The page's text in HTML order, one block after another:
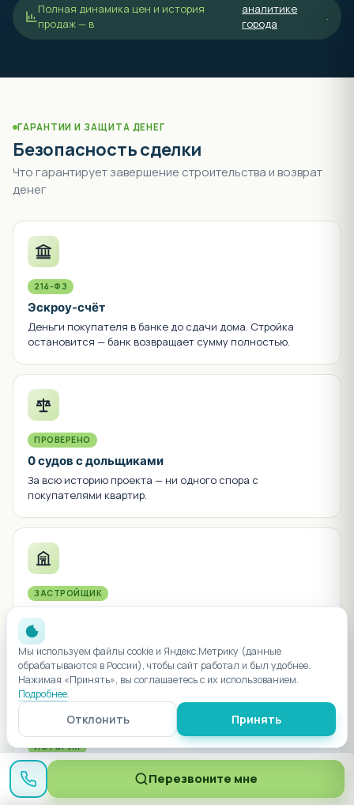
Полная динамика цен и история
продаж — в
аналитике
города
.
ГАРАНТИИ И ЗАЩИТА ДЕНЕГ
Безопасность сделки
Что гарантирует завершение строительства и возврат
денег
214-ФЗ
Эскроу-счёт
Деньги покупателя в банке до сдачи дома. Стройка
остановится — банк возвращает сумму полностью.
ПРОВЕРЕНО
0 судов с дольщиками
За всю историю проекта — ни одного спора с
покупателями квартир.
ЗАСТРОЙЩИК
Топ-3 РФ
Один из крупнейших застройщиков России по объёму
ввода жилья.
ИСТОРИЯ
Сдан в срок
6 литеров сдано в срок или раньше графика, 0 переносов.
Мы используем файлы cookie и Яндекс.Метрику (данные
обрабатываются в России), чтобы сайт работал и был удобнее.
Нажимая «Принять», вы соглашаетесь с их использованием.
Подробнее.
Отклонить Принять
Перезвоните мне